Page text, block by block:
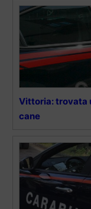
Vittoria: trovata
cane